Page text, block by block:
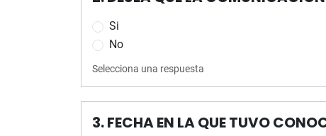
Si
No
Selecciona una respuesta
3. FECHA EN LA QUE TUVO